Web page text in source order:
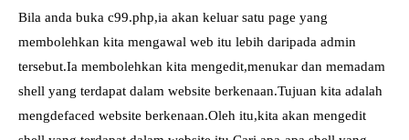
Bila anda buka c99.php,ia akan keluar satu page yang
membolehkan kita mengawal web itu lebih daripada admin
tersebut.Ia membolehkan kita mengedit,menukar dan memadam
shell yang terdapat dalam website berkenaan.Tujuan kita adalah
mengdefaced website berkenaan.Oleh itu,kita akan mengedit